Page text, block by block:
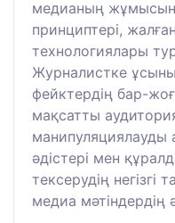
медианың
принциптері,
технологиялары
Журналистке
фейктердің бар-
мақсатты
манипуляциялауды
әдістері мен
тексерудің
медиа мәтіндердің